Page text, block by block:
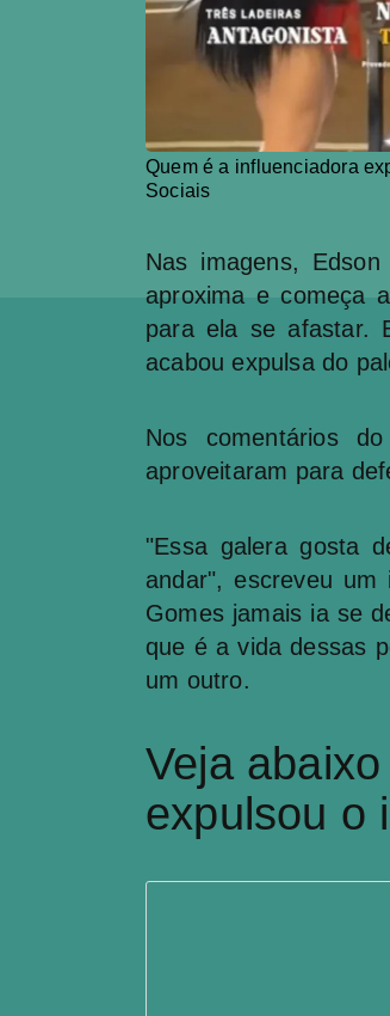
Quem é a influenciadora
Sociais
Nas imagens,
aproxima e começa
para ela se afastar.
acabou expulsa do
Nos comentários
aproveitaram para
"Essa galera gosta
andar", escreveu
Gomes jamais ia se
que é a vida dessas
um outro.
Veja
expulsou o